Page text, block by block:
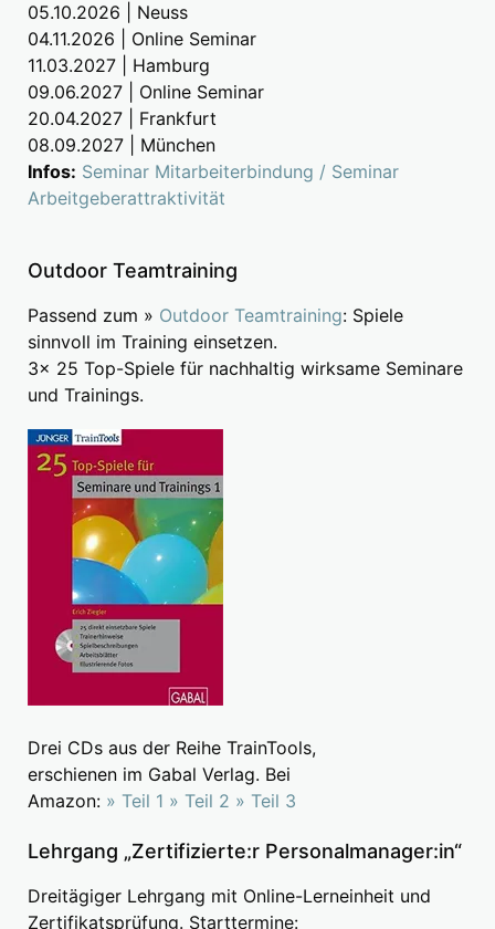
05.10.2026 | Neuss
04.11.2026 | Online Seminar
11.03.2027 | Hamburg
09.06.2027 | Online Seminar
20.04.2027 | Frankfurt
08.09.2027 | München
Infos: Seminar Mitarbeiterbindung / Seminar
Arbeitgeberattraktivität
Outdoor Teamtraining
Passend zum » Outdoor Teamtraining: Spiele
sinnvoll im Training einsetzen.
3x 25 Top-Spiele für nachhaltig wirksame Seminare
und Trainings.
Drei CDs aus der Reihe TrainTools,
erschienen im Gabal Verlag. Bei
Amazon: » Teil 1 » Teil 2 » Teil 3
Lehrgang „Zertifizierte:r Personalmanager:in“
Dreitägiger Lehrgang mit Online-Lerneinheit und
Zertifikatsprüfung. Starttermine: